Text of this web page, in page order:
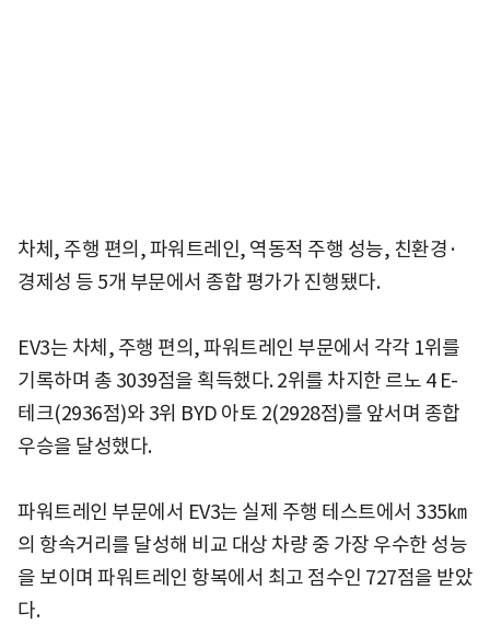
차체, 주행 편의, 파워트레인, 역동적 주행 성능, 친환경·
경제성 등 5개 부문에서 종합 평가가 진행됐다.
EV3는 차체, 주행 편의, 파워트레인 부문에서 각각 1위를
기록하며 총 3039점을 획득했다. 2위를 차지한 르노 4 E-
테크(2936점)와 3위 BYD 아토 2(2928점)를 앞서며 종합
우승을 달성했다.
파워트레인 부문에서 EV3는 실제 주행 테스트에서 335㎞
의 항속거리를 달성해 비교 대상 차량 중 가장 우수한 성능
을 보이며 파워트레인 항복에서 최고 점수인 727점을 받았
다.